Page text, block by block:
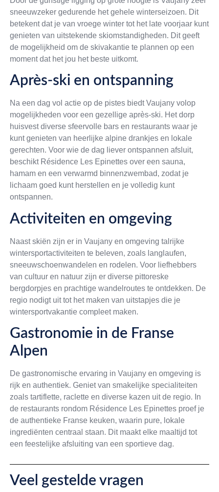
sneeuwzeker gedurende het gehele winterseizoen. Dit
betekent dat je van vroege winter tot het late voorjaar kunt
genieten van uitstekende skiomstandigheden. Dit geeft
de mogelijkheid om de skivakantie te plannen op een
moment dat het jou het beste uitkomt.
Après-ski en ontspanning
Na een dag vol actie op de pistes biedt Vaujany volop
mogelijkheden voor een gezellige après-ski. Het dorp
huisvest diverse sfeervolle bars en restaurants waar je
kunt genieten van heerlijke alpine drankjes en lokale
gerechten. Voor wie de dag liever ontspannen afsluit,
beschikt Résidence Les Epinettes over een sauna,
hamam en een verwarmd binnenzwembad, zodat je
lichaam goed kunt herstellen en je volledig kunt
ontspannen.
Activiteiten en omgeving
Naast skiën zijn er in Vaujany en omgeving talrijke
wintersportactiviteiten te beleven, zoals langlaufen,
sneeuwschoenwandelen en rodelen. Voor liefhebbers
van cultuur en natuur zijn er diverse pittoreske
bergdorpjes en prachtige wandelroutes te ontdekken. De
regio nodigt uit tot het maken van uitstapjes die je
wintersportvakantie compleet maken.
Gastronomie in de Franse
Alpen
De gastronomische ervaring in Vaujany en omgeving is
rijk en authentiek. Geniet van smakelijke specialiteiten
zoals tartiflette, raclette en diverse kazen uit de regio. In
de restaurants rondom Résidence Les Epinettes proef je
de authentieke Franse keuken, waarin pure, lokale
ingrediënten centraal staan. Dit maakt elke maaltijd tot
een feestelijke afsluiting van een sportieve dag.
Veel gestelde vragen